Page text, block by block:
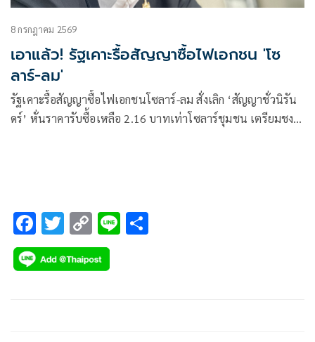
8 กรกฎาคม 2569
เอาแล้ว! รัฐเคาะรื้อสัญญาซื้อไฟเอกชน 'โซ
ลาร์-ลม'
รัฐเคาะรื้อสัญญาซื้อไฟเอกชนโซลาร์-ลม สั่งเลิก ‘สัญญาชั่วนิรัน
ดร์’ หั่นราคารับซื้อเหลือ 2.16 บาทเท่าโซลาร์ชุมชน เตรียมชง
F
ac
e
T
wi
tt
C
o
p
Li